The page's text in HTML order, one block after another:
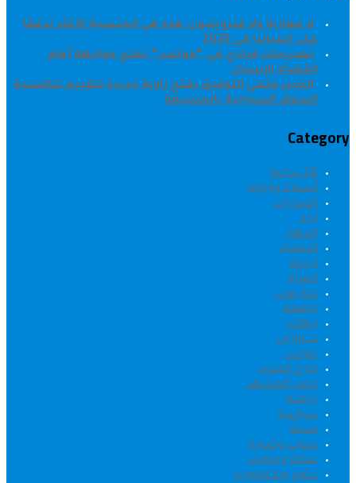
لا مغاربة ولا فنزويليون: هذه هي الجنسية الأكثر تدفقا
على إسبانيا في 2026
تصريحات قيادي في “فوكس” تفتح مواجهة أمام
القضاء الإسبان
الخبير فتحي التوفيق يفتح زاوية جديدة لتقييم تنافسية
السوق السياحية بالحسيمة
Category
24 ساعة
أسماء ووجوه
إصدارات
اراء
اشهار
اقتصاد
البيئة
المرأة
تمازيغت
جامعة
جهات
حــــوارات
حوادث
خارج الحدود
خلف المشهد
رياضة
سياسة
صحة
صوت وصورة
عدالة وحوادث
علوم وتكنولوجيا